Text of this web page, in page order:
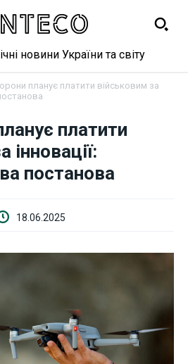
новини України та світу
планує платити військовим за
платити
інновації:
постанова
18.06.2025